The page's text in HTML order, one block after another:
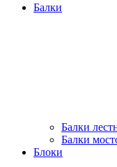
Балки
Балки
Балки
Блоки